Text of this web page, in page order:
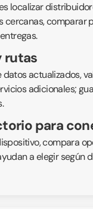
localizar
cercanas, comparar
rutas
actualizados,
adicionales;
para
compara
a elegir según